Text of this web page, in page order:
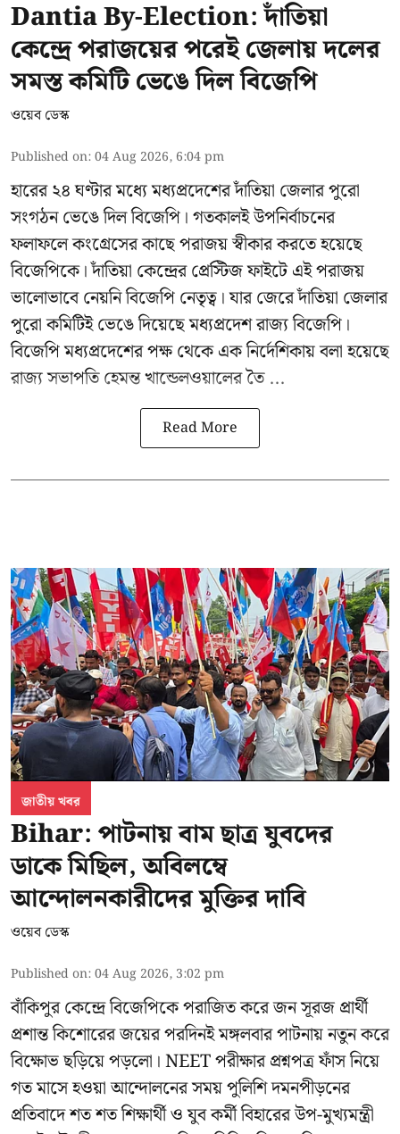
Dantia By-Election: দাঁতিয়া
কেন্দ্রে পরাজয়ের পরেই জেলায় দলের
সমস্ত কমিটি ভেঙে দিল বিজেপি
ওয়েব ডেস্ক
Published on:04 Aug 2026, 6:04 pm
হারের ২৪ ঘণ্টার মধ্যে মধ্যপ্রদেশের দাঁতিয়া জেলার পুরো
সংগঠন ভেঙে দিল বিজেপি। গতকালই উপনির্বাচনের
ফলাফলে কংগ্রেসের কাছে পরাজয় স্বীকার করতে হয়েছে
বিজেপিকে। দাঁতিয়া কেন্দ্রের প্রেস্টিজ ফাইটে এই পরাজয়
ভালোভাবে নেয়নি বিজেপি নেতৃত্ব। যার জেরে দাঁতিয়া জেলার
পুরো কমিটিই ভেঙে দিয়েছে মধ্যপ্রদেশ রাজ্য বিজেপি।
বিজেপি মধ্যপ্রদেশের পক্ষ থেকে এক নির্দেশিকায় বলা হয়েছে
রাজ্য সভাপতি হেমন্ত খান্ডেলওয়ালের তৈ ...
Read More
জাতীয় খবর
Bihar: পাটনায় বাম ছাত্র যুবদের
ডাকে মিছিল, অবিলম্বে
আন্দোলনকারীদের মুক্তির দাবি
ওয়েব ডেস্ক
Published on:04 Aug 2026, 3:02 pm
বাঁকিপুর কেন্দ্রে বিজেপিকে পরাজিত করে জন সূরজ প্রার্থী
প্রশান্ত কিশোরের জয়ের পরদিনই মঙ্গলবার পাটনায় নতুন করে
বিক্ষোভ ছড়িয়ে পড়লো। NEET পরীক্ষার প্রশ্নপত্র ফাঁস নিয়ে
গত মাসে হওয়া আন্দোলনের সময় পুলিশি দমনপীড়নের
প্রতিবাদে শত শত শিক্ষার্থী ও যুব কর্মী বিহারের উপ-মুখ্যমন্ত্রী